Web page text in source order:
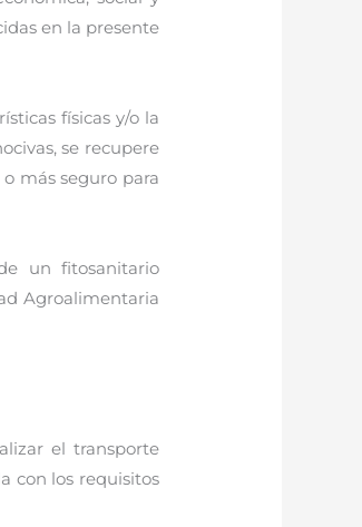
en la presente
físicas y/o la
se recupere
más seguro para
un fitosanitario
Agroalimentaria
el transporte
con los requisitos